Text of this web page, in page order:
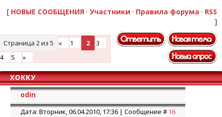
[ НОВЫЕ СООБЩЕНИЯ · Участники · Правила форума · RSS
]
Страница 2из 5 « 1 2
3
4
5 »
ХОККУ
odin
Дата: Вторник, 06.04.2010, 17:36 | Сообщение # 16